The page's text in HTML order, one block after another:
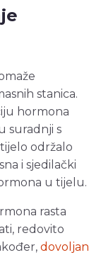
stanica.
hormona
suradnji s
održalo
i sjedilački
u tijelu.
rasta
redovito
dovoljan